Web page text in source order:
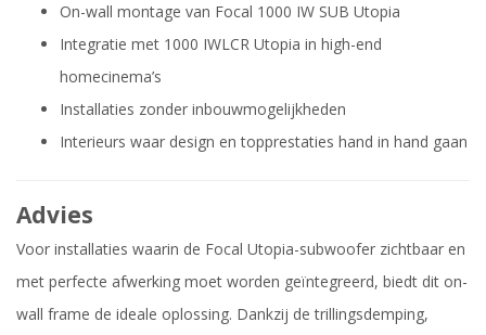
On-wall montage van Focal 1000 IW SUB Utopia
Integratie met 1000 IWLCR Utopia in high-end
homecinema’s
Installaties zonder inbouwmogelijkheden
Interieurs waar design en topprestaties hand in hand gaan
Advies
Voor installaties waarin de Focal Utopia-subwoofer zichtbaar en
met perfecte afwerking moet worden geïntegreerd, biedt dit on-
wall frame de ideale oplossing. Dankzij de trillingsdemping,